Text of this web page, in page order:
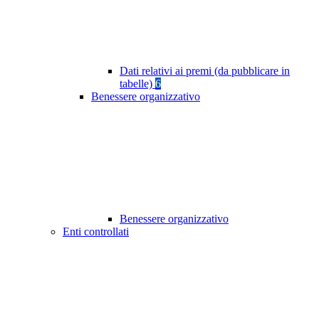
Dati relativi ai premi (da pubblicare in
tabelle) 6
Benessere organizzativo
Benessere organizzativo
Enti controllati